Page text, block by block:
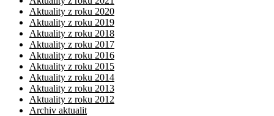
Aktuality z roku 2020
Aktuality z roku 2019
Aktuality z roku 2018
Aktuality z roku 2017
Aktuality z roku 2016
Aktuality z roku 2015
Aktuality z roku 2014
Aktuality z roku 2013
Aktuality z roku 2012
Archiv aktualit